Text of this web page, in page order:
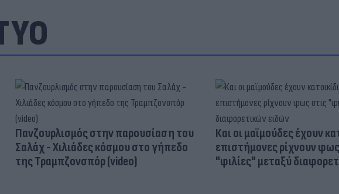
Πανζουρλισμός στην παρουσίαση του
Σαλάχ - Χιλιάδες κόσμου στο γήπεδο
της Τραμπζονσπόρ (video)
Και οι μαϊμούδες έχουν
επιστήμονες ρίχνουν
"φιλίες" μεταξύ